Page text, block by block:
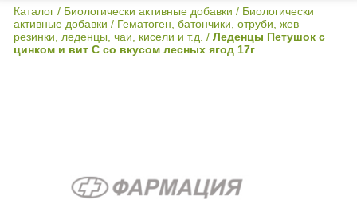
Каталог / Биологически активные добавки / Биологически
активные добавки / Гематоген, батончики, отруби, жев
резинки, леденцы, чаи, кисели и т.д. / Леденцы Петушок с
цинком и вит С со вкусом лесных ягод 17г